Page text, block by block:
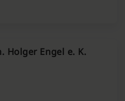
Holger Engel e. K.